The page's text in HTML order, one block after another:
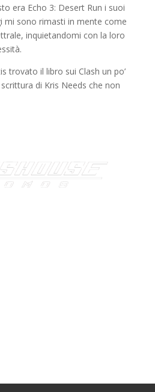
era Echo 3: Desert Run i suoi
mi sono rimasti in mente come
inquietandomi con la loro
trovato il libro sui Clash un po’
di Kris Needs che non